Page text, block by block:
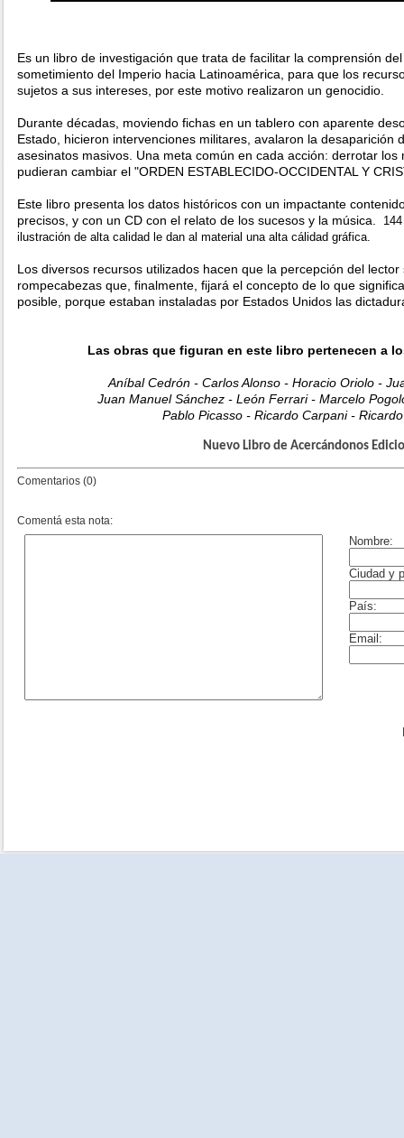
Es un libro de investigación que trata de facilitar la comprensión
sometimiento del Imperio hacia Latinoamérica, para que los
sujetos a sus intereses, por este motivo realizaron un genocidio.
Durante décadas, moviendo fichas en un tablero con aparente
Estado, hicieron intervenciones militares, avalaron la desaparición
asesinatos masivos. Una meta común en cada acción: derrotar los
pudieran cambiar el "ORDEN ESTABLECIDO-OCCIDENTAL Y
Este libro presenta los datos históricos con un impactante
precisos, y con un CD con el relato de los sucesos y la música.
ilustración de alta calidad le dan al material una alta cálidad gráfica.
Los diversos recursos utilizados hacen que la percepción del
rompecabezas que, finalmente, fijará el concepto de lo que
posible, porque estaban instaladas por Estados Unidos las
Las obras que figuran en este libro pertenecen a
Aníbal Cedrón - Carlos Alonso - Horacio Oriolo -
Juan Manuel Sánchez - León Ferrari - Marcelo
Pablo Picasso - Ricardo Carpani -
Nuevo Libro de Acercándonos
Comentarios (0)
Comentá esta nota: